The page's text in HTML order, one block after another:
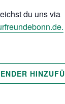
du uns via